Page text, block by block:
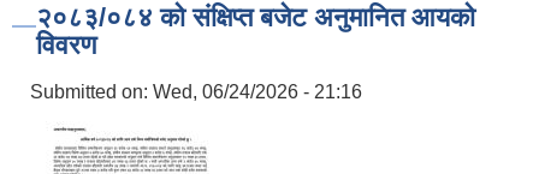
२०८३/०८४ को संक्षिप्त बजेट अनुमानित आयको
विवरण
Submitted on: Wed, 06/24/2026 - 21:16